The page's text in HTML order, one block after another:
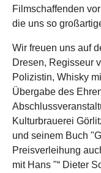
Filmschaffenden
die uns so
Wir freuen uns auf
Dresen, Regisseur
Polizistin, Whisky
Übergabe des
Kulturbrauerei
und seinem Buch
Preisverleihung
mit Hans "“ Dieter